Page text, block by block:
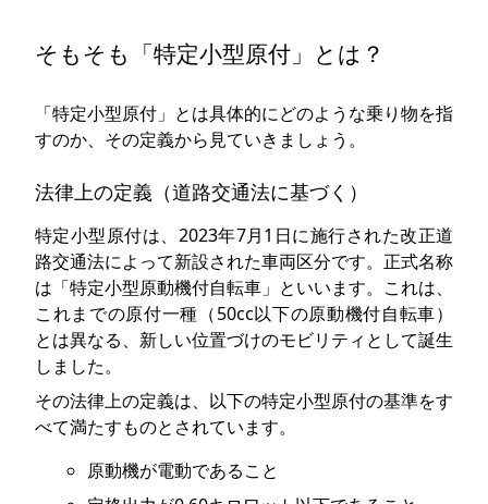
そもそも「特定小型原付」とは？
「特定小型原付」とは具体的にどのような乗り物を指
すのか、その定義から見ていきましょう。
法律上の定義（道路交通法に基づく）
特定小型原付は、2023年7月1日に施行された改正道
路交通法によって新設された車両区分です。正式名称
は「特定小型原動機付自転車」といいます。これは、
これまでの原付一種（50cc以下の原動機付自転車）
とは異なる、新しい位置づけのモビリティとして誕生
しました。
その法律上の定義は、以下の特定小型原付の基準をす
べて満たすものとされています。
原動機が電動であること